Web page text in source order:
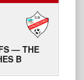
— THE
B